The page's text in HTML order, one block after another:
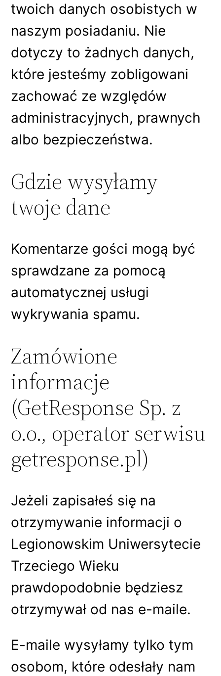
twoich danych osobistych w
naszym posiadaniu. Nie
dotyczy to żadnych danych,
które jesteśmy zobligowani
zachować ze względów
administracyjnych, prawnych
albo bezpieczeństwa.
Gdzie wysyłamy
twoje dane
Komentarze gości mogą być
sprawdzane za pomocą
automatycznej usługi
wykrywania spamu.
Zamówione
informacje
(GetResponse Sp. z
o.o., operator serwisu
getresponse.pl)
Jeżeli zapisałeś się na
otrzymywanie informacji o
Legionowskim Uniwersytecie
Trzeciego Wieku
prawdopodobnie będziesz
otrzymywał od nas e-maile.
E-maile wysyłamy tylko tym
osobom, które odesłały nam